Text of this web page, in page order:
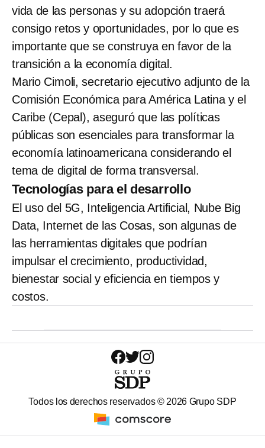
vida de las personas y su adopción traerá
consigo retos y oportunidades, por lo que es
importante que se construya en favor de la
transición a la economía digital.
Mario Cimoli, secretario ejecutivo adjunto de la
Comisión Económica para América Latina y el
Caribe (Cepal), aseguró que las políticas
públicas son esenciales para transformar la
economía latinoamericana considerando el
tema de digital de forma transversal.
Tecnologías para el desarrollo
El uso del 5G, Inteligencia Artificial, Nube Big
Data, Internet de las Cosas, son algunas de
las herramientas digitales que podrían
impulsar el crecimiento, productividad,
bienestar social y eficiencia en tiempos y
costos.
Todos los derechos reservados © 2026 Grupo SDP